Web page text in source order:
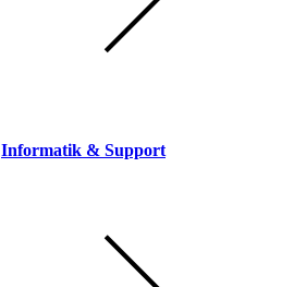
Informatik & Support